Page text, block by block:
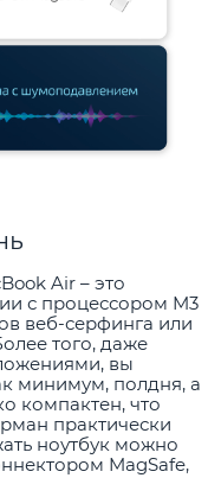
Air – это
с процессором M3
веб-серфинга или
того, даже
вы
минимум, полдня, а
компактен, что
практически
ноутбук можно
MagSafe,